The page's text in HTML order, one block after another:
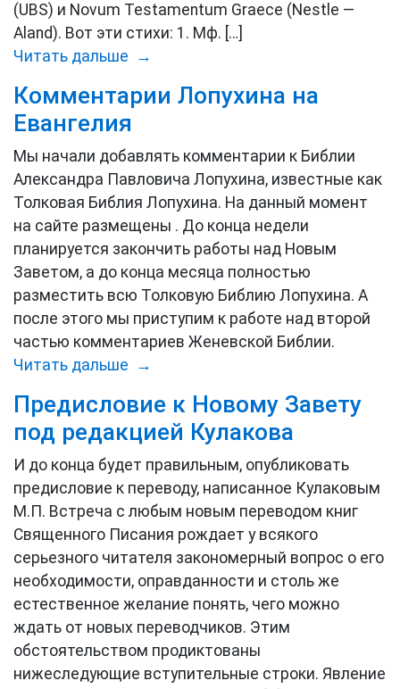
(UBS) и Novum Testamentum Graece (Nestle —
Aland). Вот эти стихи: 1. Мф. […]
Читать дальше →
Комментарии Лопухина на
Евангелия
Мы начали добавлять комментарии к Библии
Александра Павловича Лопухина, известные как
Толковая Библия Лопухина. На данный момент
на сайте размещены . До конца недели
планируется закончить работы над Новым
Заветом, а до конца месяца полностью
разместить всю Толковую Библию Лопухина. А
после этого мы приступим к работе над второй
частью комментариев Женевской Библии.
Читать дальше →
Предисловие к Новому Завету
под редакцией Кулакова
И до конца будет правильным, опубликовать
предисловие к переводу, написанное Кулаковым
М.П. Встреча с любым новым переводом книг
Священного Писания рождает у всякого
серьезного читателя закономерный вопрос о его
необходимости, оправданности и столь же
естественное желание понять, чего можно
ждать от новых переводчиков. Этим
обстоятельством продиктованы
нижеследующие вступительные строки. Явление